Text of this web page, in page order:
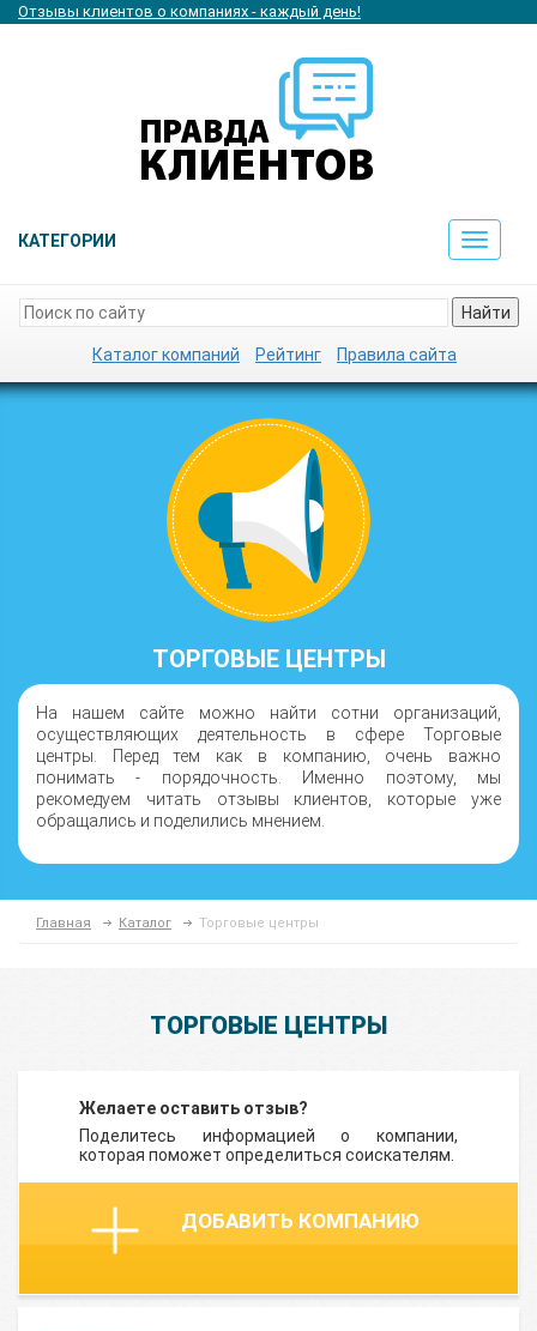
Отзывы клиентов о компаниях - каждый день!
КАТЕГОРИИ
Toggle
Найти
Каталог компаний Рейтинг Правила сайта
ТОРГОВЫЕ ЦЕНТРЫ
На нашем сайте можно найти сотни организаций,
осуществляющих деятельность в сфере Торговые
центры. Перед тем как в компанию, очень важно
понимать - порядочность. Именно поэтому, мы
рекомедуем читать отзывы клиентов, которые уже
обращались и поделились мнением.
Главная Каталог Торговые центры
ТОРГОВЫЕ ЦЕНТРЫ
Желаете оставить отзыв?
Поделитесь информацией о компании,
которая поможет определиться соискателям.
ДОБАВИТЬ КОМПАНИЮ